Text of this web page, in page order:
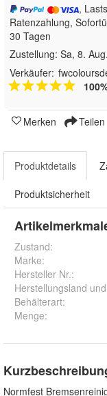
,
Ratenzahlung,
30 Tagen
Zustellung: Sa, 8.
Verkäufer:
Merken Teilen
Produktdetails
Produktsicherheit
Zustand:
Marke:
Hersteller Nr.:
Herstellungsland
Behälterart:
Menge:
Normfest